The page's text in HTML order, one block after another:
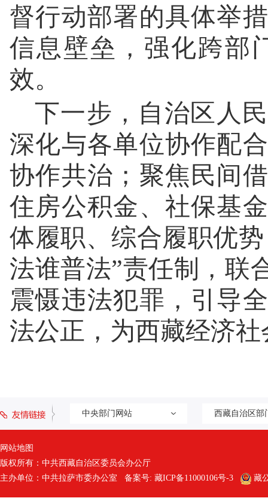
督行动部署的具体举
信息壁垒，强化跨部
效。
下一步，自治区人
深化与各单位协作配
协作共治；聚焦民间
住房公积金、社保基
体履职、综合履职优
法谁普法”责任制，联
震慑违法犯罪，引导
法公正，为西藏经济
中央部门网站 西藏自治区部
网站地图
版权所有：中共西藏自治区委员会办公厅
主办单位：中共拉萨市委办公室 备案号: 藏ICP备11000106号-3 藏